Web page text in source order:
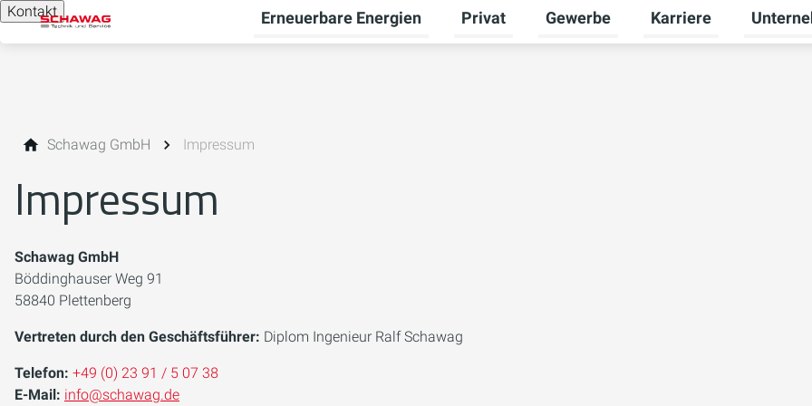
Kontakt Erneuerbare Energien
Untermenü für Erneuerbare Energien umschalten
Privat
Untermenü für Privat umschalten
Gewerbe
Untermenü für
Karriere
Schawag GmbH Impressum
Impressum
Schawag GmbH
Böddinghauser Weg 91
58840 Plettenberg
Vertreten durch den Geschäftsführer: Diplom Ingenieur Ralf Schawag
Telefon: +49 (0) 23 91 / 5 07 38
E-Mail: info@schawag.de